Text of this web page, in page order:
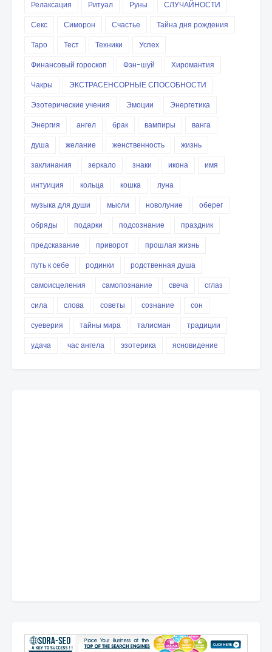
Релаксация
Ритуал Руны
СЛУЧАЙНОСТИ
Секс
Симорон Счастье
Тайна дня рождения
Таро
Тест Техники
Успех
Финансовый гороскоп
Фэн-шуй
Хиромантия
Чакры
ЭКСТРАСЕНСОРНЫЕ СПОСОБНОСТИ
Эзотерические учения
Эмоции
Энергетика
Энергия
ангел брак вампиры
ванга
душа
желание женственность
жизнь
заклинания
зеркало знаки икона
имя
интуиция
кольца кошка
луна
музыка для души
мысли новолуние
оберег
обряды
подарки подсознание
праздник
предсказание
приворот
прошлая жизнь
путь к себе
родинки
родственная душа
самоисцеления
самопознание свеча
сглаз
сила
слова советы сознание
сон
суеверия
тайны мира талисман
традиции
удача
час ангела эзотерика ясновидение